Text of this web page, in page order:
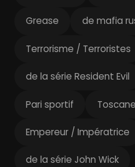
Grease de mafia
Terrorisme / Terroristes
de la série Resident Evil
Pari sportif Toscane
Empereur / Impératrice
de la série John Wick